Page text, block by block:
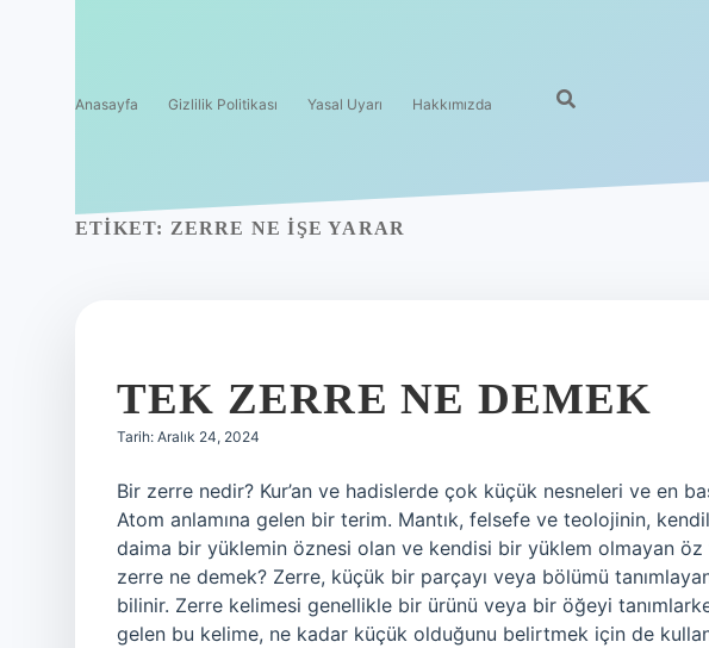
Anasayfa Gizlilik Politikası Yasal Uyarı Hakkımızda
ETIKET: ZERRE NE IŞE YARAR
TEK ZERRE NE DEMEK
Tarih: Aralık 24, 2024
Bir zerre nedir? Kur’an ve hadislerde çok küçük nesneleri ve en
Atom anlamına gelen bir terim. Mantık, felsefe ve teolojinin,
daima bir yüklemin öznesi olan ve kendisi bir yüklem olmayan öz
zerre ne demek? Zerre, küçük bir parçayı veya bölümü
bilinir. Zerre kelimesi genellikle bir ürünü veya bir öğeyi
gelen bu kelime, ne kadar küçük olduğunu belirtmek için de